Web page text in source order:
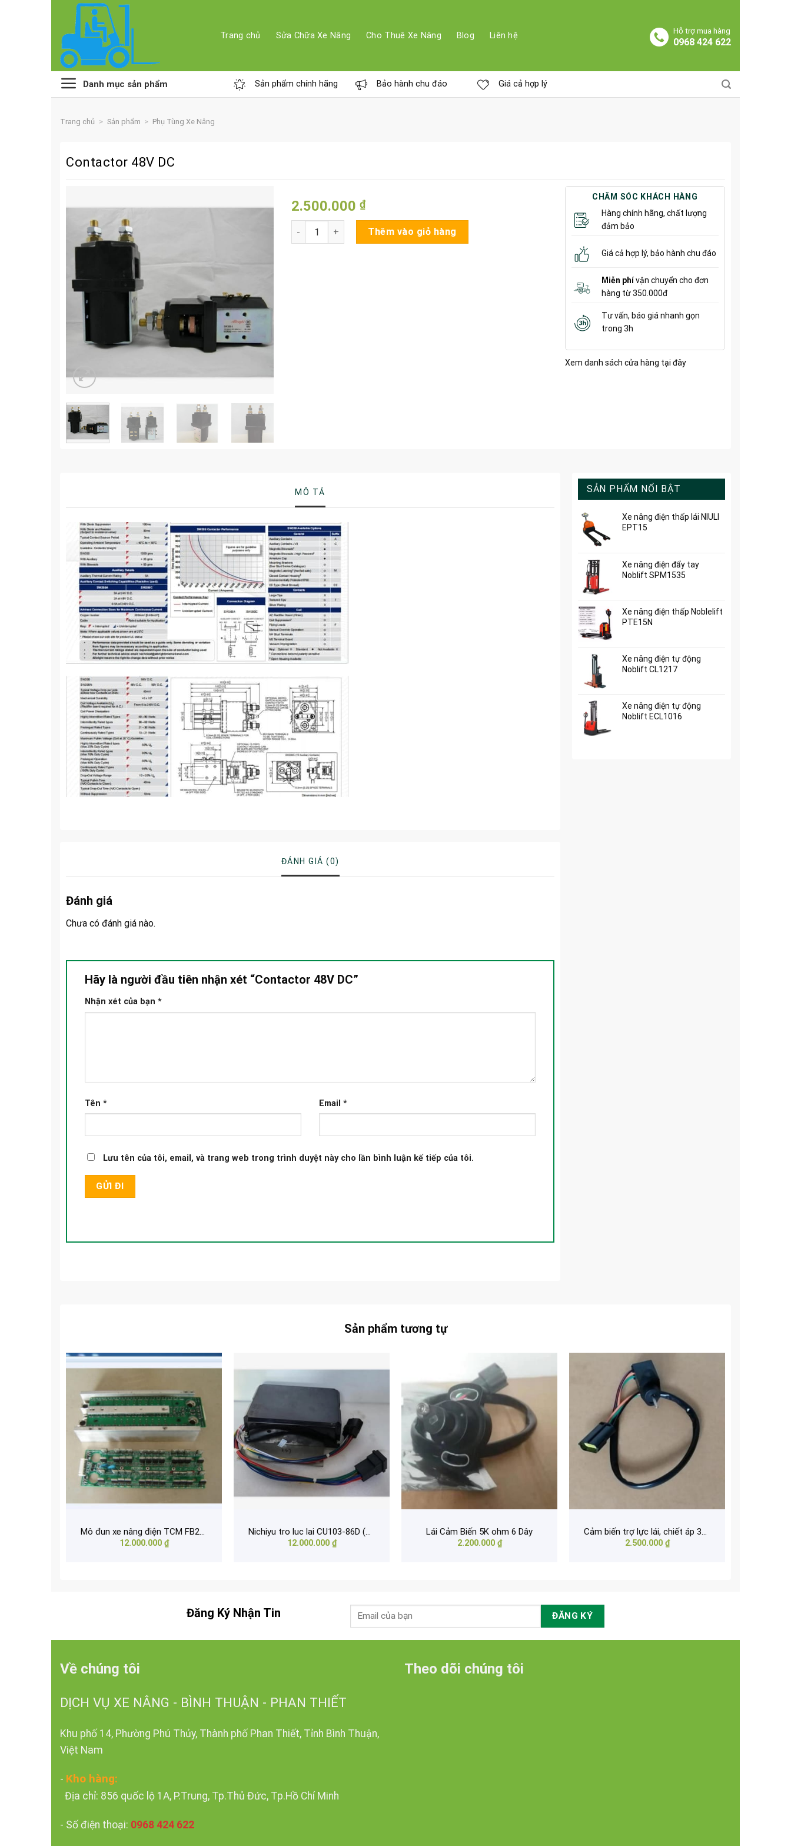
content
Trang chủ Sửa Chữa Xe Nâng Cho Thuê Xe Nâng Blog Liên hệ
Hỗ trợ mua hàng
0968 424 622
Danh mục sản phẩm Sản phẩm chính hãng Bảo hành chu đáo Giá cả hợp lý
Trang chủ > Sản phẩm > Phụ Tùng Xe Nâng
Contactor 48V DC
2.500.000₫
Contactor 48V DC số lượngThêm vào giỏ hàng
CHĂM SÓC KHÁCH HÀNG
Hàng chính hãng, chất lượng
đảm bảo
Giá cả hợp lý, bảo hành chu đáo
Miễn phívận chuyển cho đơn
hàng từ 350.000đ
Tư vấn, báo giá nhanh gọn
trong 3h
Xem danh sách cửa hàng tại đây
MÔ TẢ
ĐÁNH GIÁ (0)
Đánh giá
Chưa có đánh giá nào.
Hãy là người đầu tiên nhận xét “Contactor 48V DC”
Nhận xét của bạn *
Tên * Email *
Lưu tên của tôi, email, và trang web trong trình duyệt này cho lần bình luận kế tiếp của tôi.
SẢN PHẨM NỔI BẬT
Xe nâng điện thấp lái NIULI
EPT15
Xe nâng điện đẩy tay
Noblift SPM1535
Xe nâng điện thấp Noblelift
PTE15N
Xe nâng điện tự động
Noblift CL1217
Xe nâng điện tự động
Noblift ECL1016
Sản phẩm tương tự
Mô đun xe nâng điện TCM FB20-7 FB25-7
12.000.000 ₫
Nichiyu tro luc lai CU103-86D (48V)
12.000.000 ₫
Lái Cảm Biến 5K ohm 6 Dây
2.200.000 ₫
Cảm biến trợ lực lái, chiết áp 38920-00550
2.500.000 ₫
Đăng Ký Nhận Tin
Về chúng tôi
DỊCH VỤ XE NÂNG - BÌNH THUẬN - PHAN THIẾT
Khu phố 14, Phường Phú Thủy, Thành phố Phan Thiết, Tỉnh Bình Thuận,
Việt Nam
- Kho hàng:
Địa chỉ: 856 quốc lộ 1A, P.Trung, Tp.Thủ Đức, Tp.Hồ Chí Minh
- Số điện thoại: 0968 424 622
Theo dõi chúng tôi